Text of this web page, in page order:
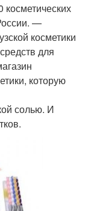
—
косметики
для
которую
солью. И